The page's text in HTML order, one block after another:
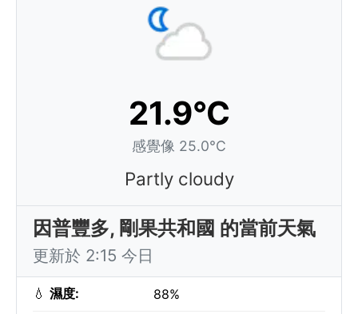
21.9°C
感覺像 25.0°C
Partly cloudy
因普豐多, 剛果共和國 的當前天氣
更新於 2:15 今日
💧 濕度: 88%